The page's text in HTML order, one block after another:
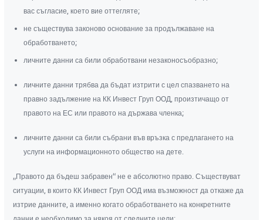
вас съгласие, което вие оттегляте;
не съществува законово основание за продължаване на
обработването;
личните данни са били обработвани незаконосъобразно;
личните данни трябва да бъдат изтрити с цел спазването на
правно задължение на КК Инвест Груп ООД, произтичащо от
правото на ЕС или правото на държава членка;
личните данни са били събрани във връзка с предлагането на
услуги на информационното общество на дете.
„Правото да бъдеш забравен“ не е абсолютно право. Съществуват
ситуации, в които КК Инвест Груп ООД има възможност да откаже да
изтрие данните, а именно когато обработването на конкретните